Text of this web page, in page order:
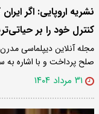
نشریه اروپایی: اگر
کنترل خود را بر
مجله آنلاین دیپلماسی
صلح پرداخت و با اشاره
۳۱ مرداد ۱۴۰۴